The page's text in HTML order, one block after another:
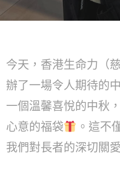
今天，香港生命力（
辦了一場令人期待的
一個溫馨喜悅的中秋
心意的福袋
。這不
我們對長者的深切關